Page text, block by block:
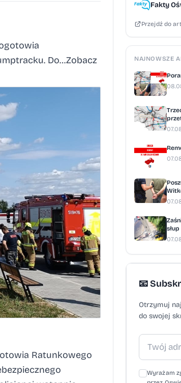
Do…Zobacz
Ratunkowego
Fakty
Przejdź do
NAJNOWSZE
📧
Otrzymuj
do swojej
Wyrażam